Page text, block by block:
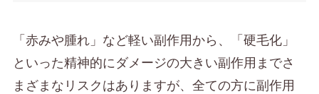
「赤みや腫れ」など軽い副作用から、「硬毛化」
といった精神的にダメージの大きい副作用までさ
まざまなリスクはありますが、全ての方に副作用